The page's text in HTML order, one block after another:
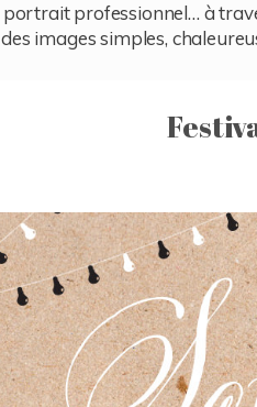
professionnel… à
images simples,